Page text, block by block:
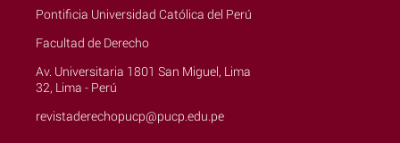
Pontificia Universidad Católica del Perú
Facultad de Derecho
Av. Universitaria 1801 San Miguel, Lima
32, Lima - Perú
revistaderechopucp@pucp.edu.pe